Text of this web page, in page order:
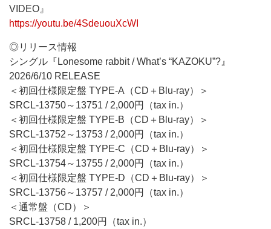
VIDEO』
https://youtu.be/4SdeuouXcWI
◎リリース情報
シングル『Lonesome rabbit / What’s “KAZOKU”?』
2026/6/10 RELEASE
＜初回仕様限定盤 TYPE-A（CD＋Blu-ray）＞
SRCL-13750～13751 / 2,000円（tax in.）
＜初回仕様限定盤 TYPE-B（CD＋Blu-ray）＞
SRCL-13752～13753 / 2,000円（tax in.）
＜初回仕様限定盤 TYPE-C（CD＋Blu-ray）＞
SRCL-13754～13755 / 2,000円（tax in.）
＜初回仕様限定盤 TYPE-D（CD＋Blu-ray）＞
SRCL-13756～13757 / 2,000円（tax in.）
＜通常盤（CD）＞
SRCL-13758 / 1,200円（tax in.）